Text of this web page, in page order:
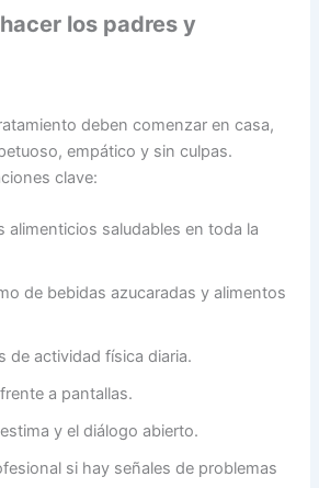
los padres y
deben comenzar en casa,
empático y sin culpas.
clave:
alimenticios saludables en toda la
de bebidas azucaradas y alimentos
de actividad física diaria.
a pantallas.
y el diálogo abierto.
si hay señales de problemas